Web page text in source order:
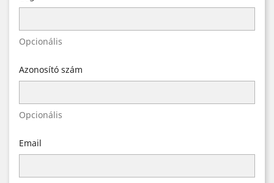
Opcionális
Azonosító szám
Opcionális
Email